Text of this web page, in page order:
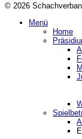
© 2026
Menü
Home